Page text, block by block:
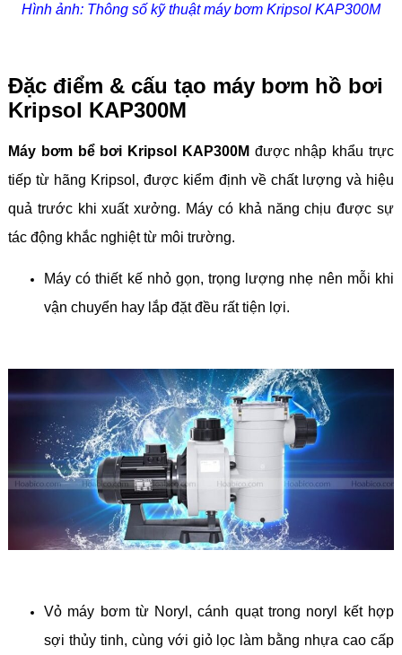
Hình ảnh: Thông số kỹ thuật máy bơm Kripsol KAP300M
Đặc điểm & cấu tạo máy bơm hồ bơi
Kripsol KAP300M
Máy bơm bể bơi Kripsol KAP300M được nhập khẩu trực
tiếp từ hãng Kripsol, được kiểm định về chất lượng và hiệu
quả trước khi xuất xưởng. Máy có khả năng chịu được sự
tác động khắc nghiệt từ môi trường.
Máy có thiết kế nhỏ gọn, trọng lượng nhẹ nên mỗi khi
vận chuyển hay lắp đặt đều rất tiện lợi.
Vỏ máy bơm từ Noryl, cánh quạt trong noryl kết hợp
sợi thủy tinh, cùng với giỏ lọc làm bằng nhựa cao cấp